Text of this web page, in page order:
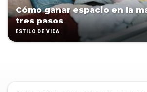
Cómo ganar espacio en la
tres pasos
ESTILO DE VIDA